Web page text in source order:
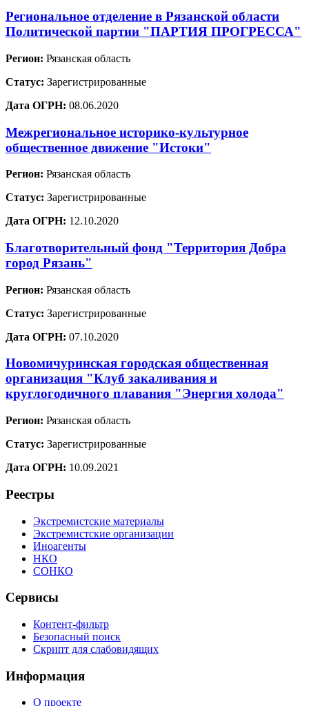
Региональное отделение в Рязанской области
Политической партии "ПАРТИЯ ПРОГРЕССА"
Регион: Рязанская область
Статус: Зарегистрированные
Дата ОГРН: 08.06.2020
Межрегиональное историко-культурное
общественное движение "Истоки"
Регион: Рязанская область
Статус: Зарегистрированные
Дата ОГРН: 12.10.2020
Благотворительный фонд "Территория Добра
город Рязань"
Регион: Рязанская область
Статус: Зарегистрированные
Дата ОГРН: 07.10.2020
Новомичуринская городская общественная
организация "Клуб закаливания и
круглогодичного плавания "Энергия холода"
Регион: Рязанская область
Статус: Зарегистрированные
Дата ОГРН: 10.09.2021
Реестры
Экстремистские материалы
Экстремистские организации
Иноагенты
НКО
СОНКО
Сервисы
Контент-фильтр
Безопасный поиск
Скрипт для слабовидящих
Информация
О проекте